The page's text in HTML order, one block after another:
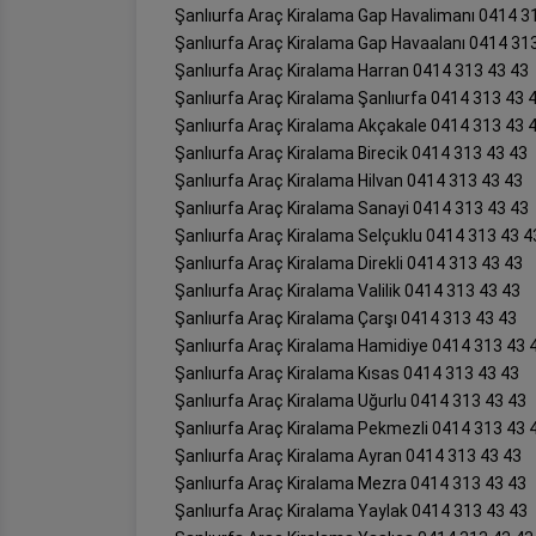
Şanlıurfa Araç Kiralama Gap Havalimanı 0414
Şanlıurfa Araç Kiralama Gap Havaalanı 0414
Şanlıurfa Araç Kiralama Harran 0414 313 43 43
Şanlıurfa Araç Kiralama Şanlıurfa 0414 313 43
Şanlıurfa Araç Kiralama Akçakale 0414 313 43
Şanlıurfa Araç Kiralama Birecik 0414 313 43 43
Şanlıurfa Araç Kiralama Hilvan 0414 313 43 43
Şanlıurfa Araç Kiralama Sanayi 0414 313 43 43
Şanlıurfa Araç Kiralama Selçuklu 0414 313 43
Şanlıurfa Araç Kiralama Direkli 0414 313 43 43
Şanlıurfa Araç Kiralama Valilik 0414 313 43 43
Şanlıurfa Araç Kiralama Çarşı 0414 313 43 43
Şanlıurfa Araç Kiralama Hamidiye 0414 313 43
Şanlıurfa Araç Kiralama Kısas 0414 313 43 43
Şanlıurfa Araç Kiralama Uğurlu 0414 313 43 43
Şanlıurfa Araç Kiralama Pekmezli 0414 313 43
Şanlıurfa Araç Kiralama Ayran 0414 313 43 43
Şanlıurfa Araç Kiralama Mezra 0414 313 43 43
Şanlıurfa Araç Kiralama Yaylak 0414 313 43 43